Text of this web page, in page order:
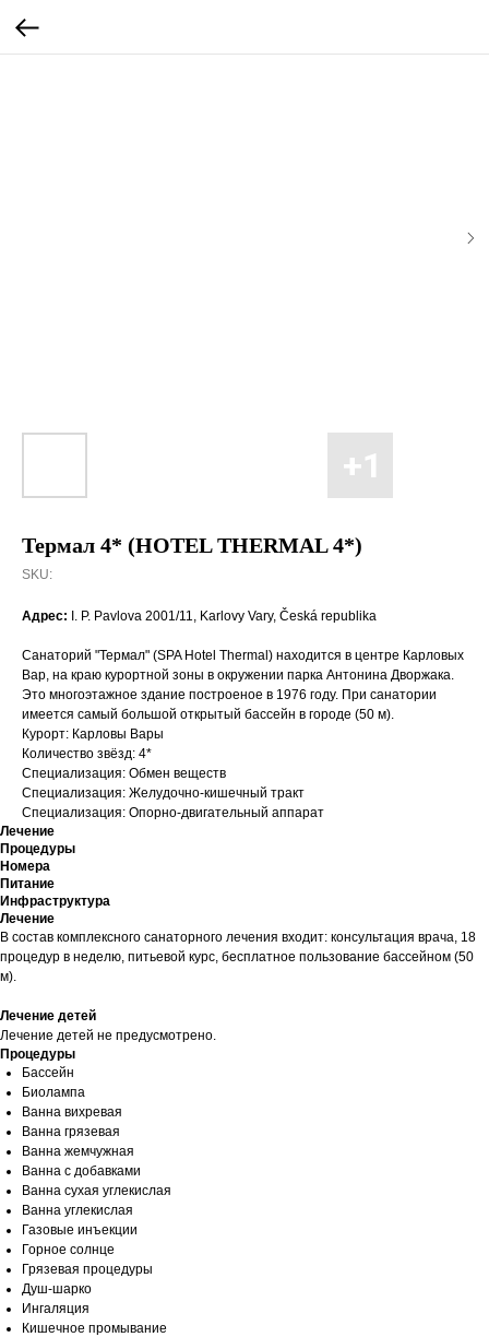
Термал 4* (HOTEL THERMAL 4*)
SKU:
Адрес: I. P. Pavlova 2001/11, Karlovy Vary, Česká republika
Санаторий "Термал" (SPA Hotel Thermal) находится в центре Карловых
Вар, на краю курортной зоны в окружении парка Антонина Дворжака.
Это многоэтажное здание построеное в 1976 году. При санатории
имеется самый большой открытый бассейн в городе (50 м).
Курорт: Карловы Вары
Количество звёзд: 4*
Специализация: Обмен веществ
Специализация: Желудочно-кишечный тракт
Специализация: Опорно-двигательный аппарат
Лечение
Процедуры
Номера
Питание
Инфраструктура
Лечение
В состав комплексного санаторного лечения входит: консультация врача, 18
процедур в неделю, питьевой курс, бесплатное пользование бассейном (50
м).
Лечение детей
Лечение детей не предусмотрено.
Процедуры
Бассейн
Биолампа
Ванна вихревая
Ванна грязевая
Ванна жемчужная
Ванна с добавками
Ванна сухая углекислая
Ванна углекислая
Газовые инъекции
Горное солнце
Грязевая процедуры
Душ-шарко
Ингаляция
Кишечное промывание